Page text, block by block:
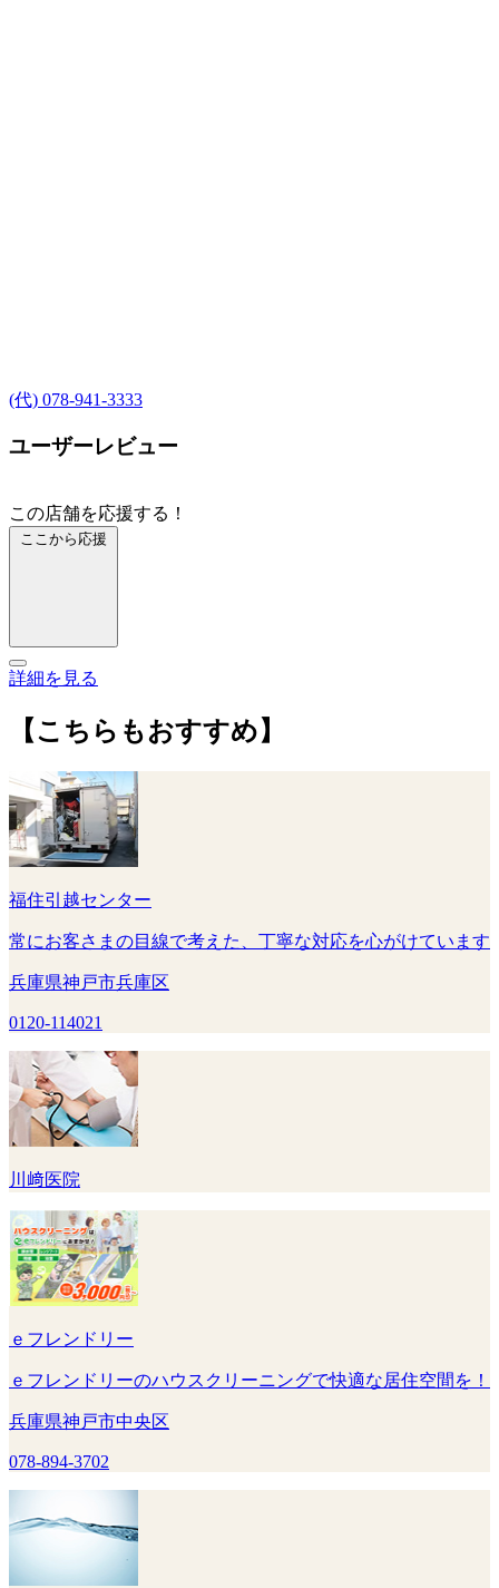
(代) 078-941-3333
ユーザーレビュー
この店舗を応援する！
ここから応援
詳細を見る
【こちらもおすすめ】
福住引越センター
常にお客さまの目線で考えた、丁寧な対応を心がけています
兵庫県神戸市兵庫区
0120-114021
川﨑医院
ｅフレンドリー
ｅフレンドリーのハウスクリーニングで快適な居住空間を！
兵庫県神戸市中央区
078-894-3702